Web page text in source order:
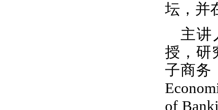
坛，并
主讲
授，研
子商务
of